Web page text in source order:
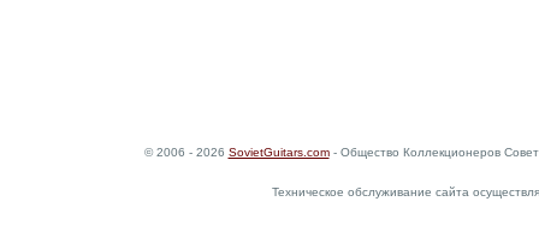
© 2006 - 2026 SovietGuitars.com- Общество Коллекционеров
Техническое обслуживание сайта